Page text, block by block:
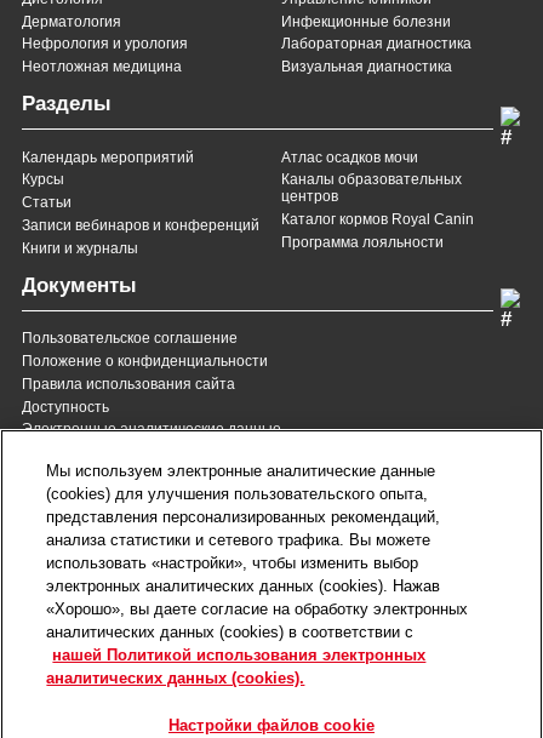
Дерматология
Нефрология и урология
Неотложная медицина
Инфекционные болезни
Лабораторная диагностика
Визуальная диагностика
Разделы
Календарь мероприятий
Курсы
Статьи
Записи вебинаров и конференций
Книги и журналы
Атлас осадков мочи
Каналы образовательных
центров
Каталог кормов Royal Canin
Программа лояльности
Документы
Пользовательское соглашение
Положение о конфиденциальности
Правила использования сайта
Доступность
Электронные аналитические данные
8 (800) 200-37-35
Служба Заботы для России
звонок бесплатный для
всех регионов России
8 (820) 007-137-35
Служба Заботы для
Республики Беларусь
contact@royalcanin.ru
Техническая поддержка
Карта сайта
Настройки файлов cookie
Входит в группу компаний Mars, Incorporated.
Мы используем электронные аналитические данные
(cookies) для улучшения пользовательского опыта,
представления персонализированных рекомендаций,
анализа статистики и сетевого трафика. Вы можете
использовать «настройки», чтобы изменить выбор
электронных аналитических данных (cookies). Нажав
«Хорошо», вы даете согласие на обработку электронных
аналитических данных (cookies) в соответствии с
нашей Политикой использования электронных
аналитических данных (cookies).
Настройки файлов cookie